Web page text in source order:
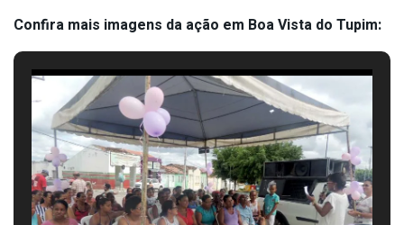
Confira mais imagens da ação em Boa Vista do Tupim: